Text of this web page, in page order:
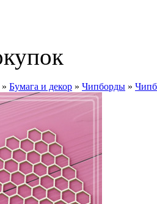
» Бумага и декор » Чипборды »